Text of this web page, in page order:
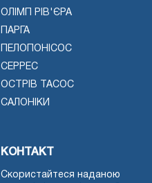
ОЛІМП РІВ'ЄРА
ПАРГА
ПЕЛОПОНІСОС
СЕРРЕС
ОСТРІВ ТАСОС
САЛОНІКИ
КОНТАКТ
Скористайтеся наданою